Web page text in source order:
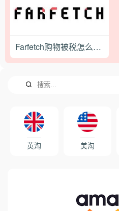
Farfetch购物被税怎么办？
英淘 美淘